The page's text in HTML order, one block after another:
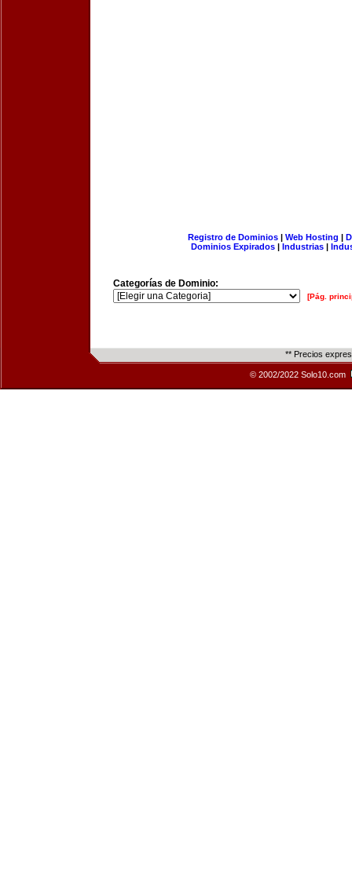
Registro de Dominios| Web Hosting |
Dominios Expirados | Industrias |
Categorías de Dominio:
[Pág.
** Precios
© 2002/2022 Solo10.com